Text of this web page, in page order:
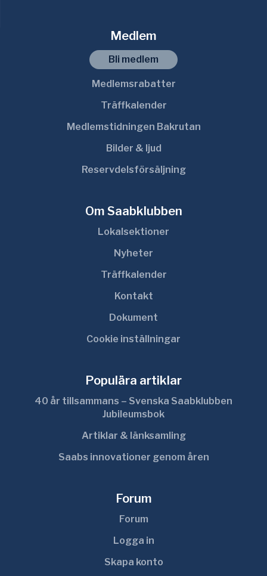
Medlem
Bli medlem
Medlemsrabatter
Träffkalender
Medlemstidningen Bakrutan
Bilder & ljud
Reservdelsförsäljning
Om Saabklubben
Lokalsektioner
Nyheter
Träffkalender
Kontakt
Dokument
Cookie inställningar
Populära artiklar
40 år tillsammans – Svenska Saabklubben
Jubileumsbok
Artiklar & länksamling
Saabs innovationer genom åren
Forum
Forum
Logga in
Skapa konto